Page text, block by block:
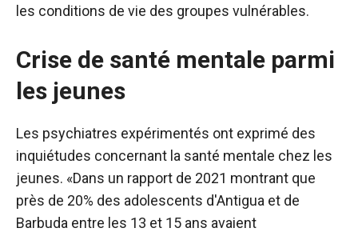
les conditions de vie des groupes vulnérables.
Crise de santé mentale parmi
les jeunes
Les psychiatres expérimentés ont exprimé des
inquiétudes concernant la santé mentale chez les
jeunes. «Dans un rapport de 2021 montrant que
près de 20% des adolescents d'Antigua et de
Barbuda entre les 13 et 15 ans avaient